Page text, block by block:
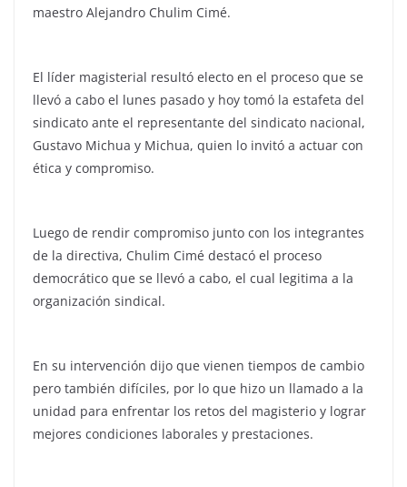
maestro Alejandro Chulim Cimé.
El líder magisterial resultó electo en el proceso que se
llevó a cabo el lunes pasado y hoy tomó la estafeta del
sindicato ante el representante del sindicato nacional,
Gustavo Michua y Michua, quien lo invitó a actuar con
ética y compromiso.
Luego de rendir compromiso junto con los integrantes
de la directiva, Chulim Cimé destacó el proceso
democrático que se llevó a cabo, el cual legitima a la
organización sindical.
En su intervención dijo que vienen tiempos de cambio
pero también difíciles, por lo que hizo un llamado a la
unidad para enfrentar los retos del magisterio y lograr
mejores condiciones laborales y prestaciones.